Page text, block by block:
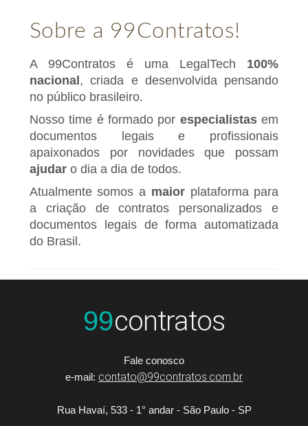
Sobre a 99Contratos!
A 99Contratos é uma LegalTech 100%
nacional, criada e desenvolvida pensando
no público brasileiro.
Nosso time é formado por especialistasem
documentos legais e profissionais
apaixonados por novidades que possam
ajudaro dia a dia de todos.
Atualmente somos a maiorplataforma para
a criação de contratos personalizados e
documentos legais de forma automatizada
do Brasil.
99contratos
Fale conosco
e-mail: contato@99contratos.com.br
Rua Havaí, 533 - 1° andar - São Paulo - SP